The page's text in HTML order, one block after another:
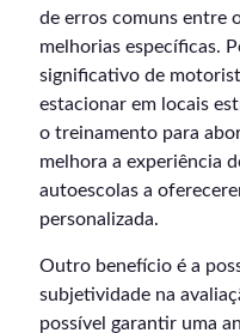
de erros comuns entre
melhorias específicas.
significativo de
estacionar em locais
o treinamento para
melhora a experiência
autoescolas a
personalizada.
Outro benefício é a
subjetividade na
possível garantir uma